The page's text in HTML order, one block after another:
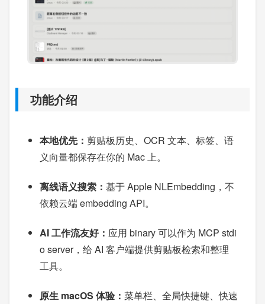
功能介绍
本地优先： 剪贴板历史、OCR 文本、标签、语
义向量都保存在你的 Mac 上。
离线语义搜索： 基于 Apple NLEmbedding，不
依赖云端 embedding API。
AI 工作流友好： 应用 binary 可以作为 MCP stdi
o server，给 AI 客户端提供剪贴板检索和整理
工具。
原生 macOS 体验： 菜单栏、全局快捷键、快速